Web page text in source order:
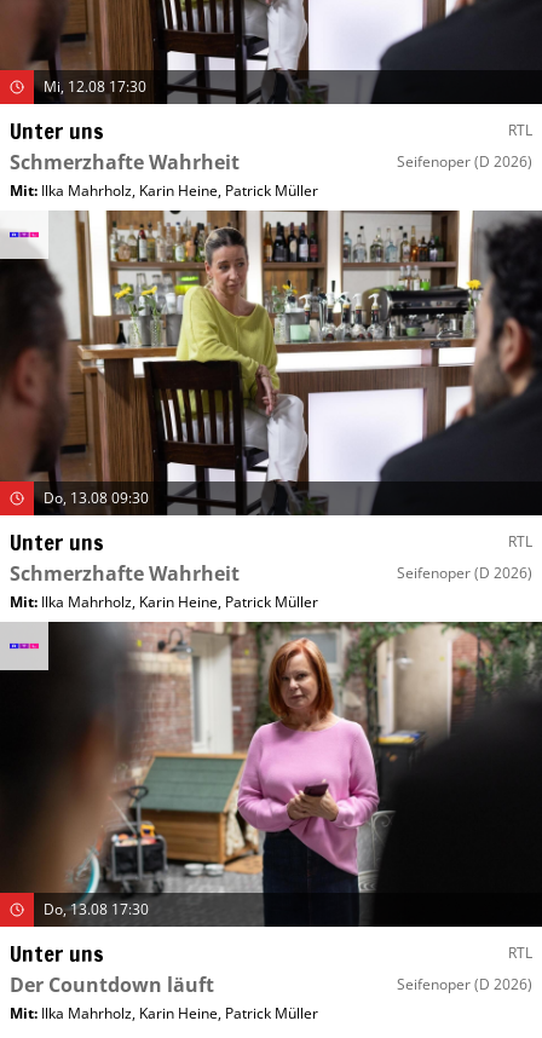
Mi, 12.08 17:30
Unter uns RTL
Schmerzhafte Wahrheit Seifenoper(D 2026)
Mit: Ilka Mahrholz, Karin Heine, Patrick Müller
Do, 13.08 09:30
Unter uns RTL
Schmerzhafte Wahrheit Seifenoper(D 2026)
Mit: Ilka Mahrholz, Karin Heine, Patrick Müller
Do, 13.08 17:30
Unter uns RTL
Der Countdown läuft Seifenoper(D 2026)
Mit: Ilka Mahrholz, Karin Heine, Patrick Müller